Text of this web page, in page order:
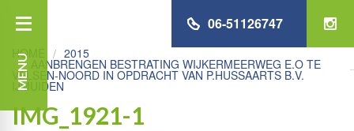
MENU
06-51126747
HOME 2015
AANBRENGEN BESTRATING WIJKERMEERWEG E.O TE
VELSEN-NOORD IN OPDRACHT VAN P.HUSSAARTS B.V.
IJMUIDEN
IMG_1921-1